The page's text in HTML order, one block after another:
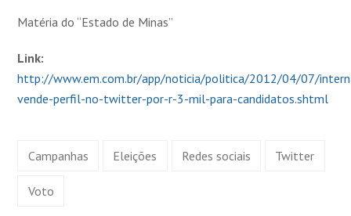
Matéria do “Estado de Minas”
Link:
http://www.em.com.br/app/noticia/politica/2012/04/07/
vende-perfil-no-twitter-por-r-3-mil-para-candidatos.shtml
Campanhas Eleições Redes sociais Twitter
Voto